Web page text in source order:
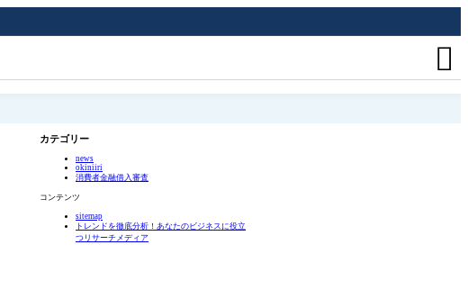

カテゴリー
news
okiniiri
消費者金融借入審査
コンテンツ
sitemap
トレンドを徹底分析！あなたのビジネスに役立
つリサーチメディア